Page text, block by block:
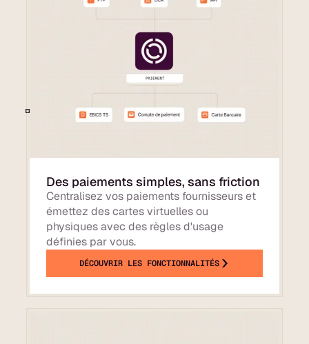
Des paiements simples, sans friction
Centralisez vos paiements fournisseurs et
émettez des cartes virtuelles ou
physiques avec des règles d'usage
définies par vous.
DÉCOUVRIR LES FONCTIONNALITÉS